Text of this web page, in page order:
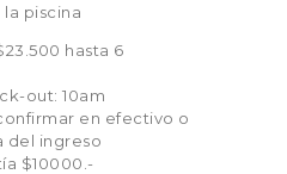
piscina
hasta 6
out: 10am
en efectivo o
del ingreso
$10000.-